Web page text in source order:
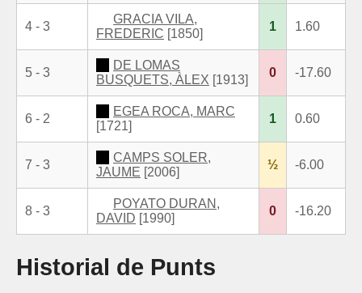
4 - 3
GRACIA VILA,
FREDERIC [1850]
1 1.60
5 - 3
DE LOMAS
BUSQUETS, ÀLEX [1913]
0 -17.60
6 - 2
EGEA ROCA, MARC
[1721]
1 0.60
7 - 3
CAMPS SOLER,
JAUME [2006]
½ -6.00
8 - 3
POYATO DURAN,
DAVID [1990]
0 -16.20
Historial de Punts